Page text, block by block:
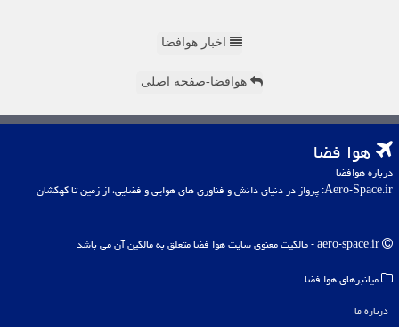
اخبار هوافضا
هوافضا-صفحه اصلی
هوا فضا
درباره هوافضا
Aero-Space.ir: پرواز در دنیای دانش و فناوری های هوایی و فضایی، از زمین تا کهکشان
میانبرهای هوا فضا
درباره ما